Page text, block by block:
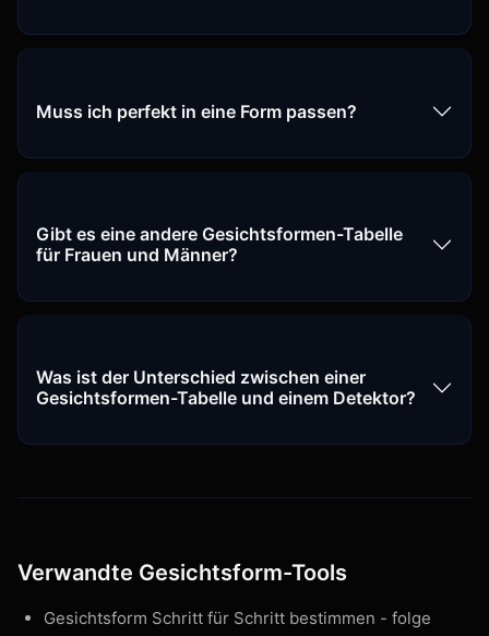
Muss ich perfekt in eine Form passen?
Gibt es eine andere Gesichtsformen-Tabelle
für Frauen und Männer?
Was ist der Unterschied zwischen einer
Gesichtsformen-Tabelle und einem Detektor?
Verwandte Gesichtsform-Tools
Gesichtsform Schritt für Schritt bestimmen - folge